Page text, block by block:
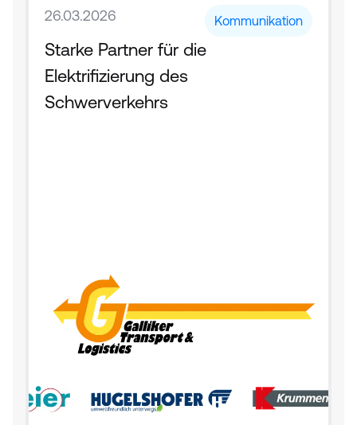
26.03.2026 Kommunikation
Starke Partner für die
Elektrifizierung des
Schwerverkehrs